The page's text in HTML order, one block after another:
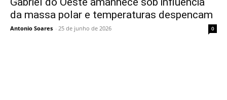
da massa polar e temperaturas despencam
Antonio Soares - 25 de junho de 2026 0